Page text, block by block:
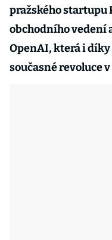
pražského startupu
obchodního vedení
OpenAI, která i díky
současné revoluce